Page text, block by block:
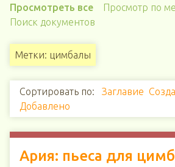
Просмотреть все
Просмотр по
Поиск документов
Метки: цимбалы
Сортировать по: Заглавие
Добавлено
Ария: пьеса для